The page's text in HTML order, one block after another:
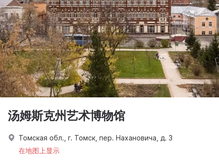
汤姆斯克州艺术博物馆
Томская обл., г. Томск, пер. Нахановича, д. 3
在地图上显示